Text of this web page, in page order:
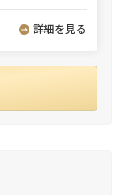
詳細を見る